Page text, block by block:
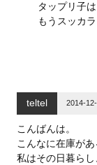
タップリ子
もうスッカ
teltel 2014-
こんばんは。
こんなに在庫があ
私はその日暮らし